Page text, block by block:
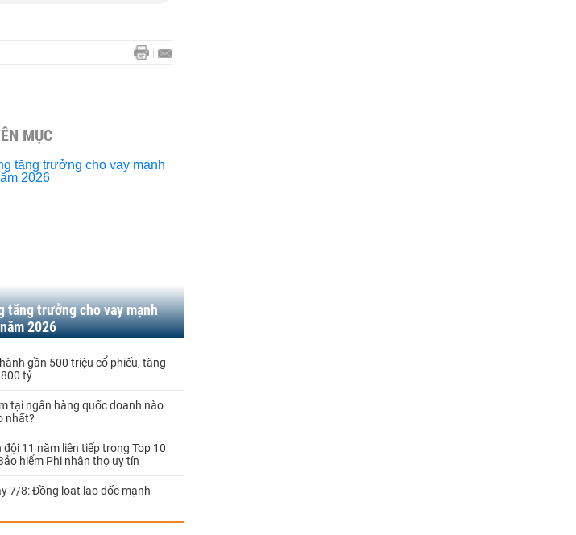
MỤC
tăng trưởng cho vay mạnh
2026
gần 500 triệu cổ phiếu, tăng
tỷ
tại ngân hàng quốc doanh nào
nhất?
đội 11 năm liên tiếp trong Top 10
hiểm Phi nhân thọ uy tín
7/8: Đồng loạt lao dốc mạnh